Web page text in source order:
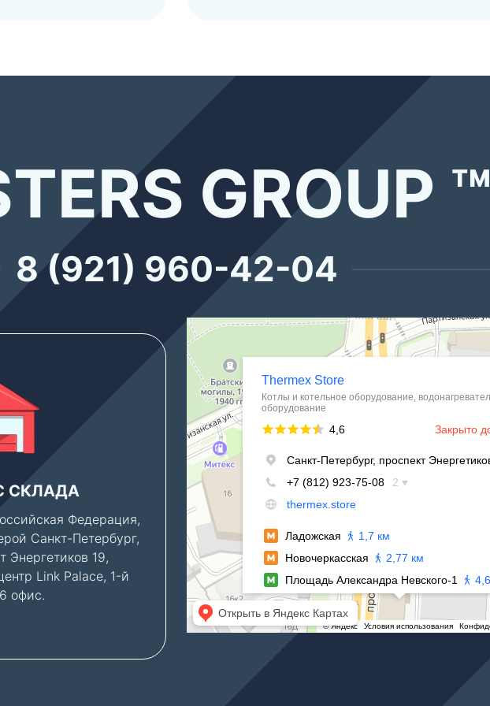
GROUP ™
8 (921) 960-42-04
СКЛАДА
Федерация,
Санкт-Петербург,
Энергетиков 19,
Link Palace, 1-й
офис.
ПАРКОВКА
Клиентам, которым нужна
консультация по новым
объектам, мы можем
предоставить парковочное
место во дворе бизнес центра
— бесплатно.
Thermex Store
Котлы и котельное оборудование в Санкт‑Петербурге
Водонагреватели в Санкт‑Петербурге